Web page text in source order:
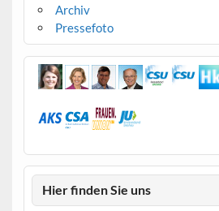
Archiv
Pressefoto
Hier finden Sie uns